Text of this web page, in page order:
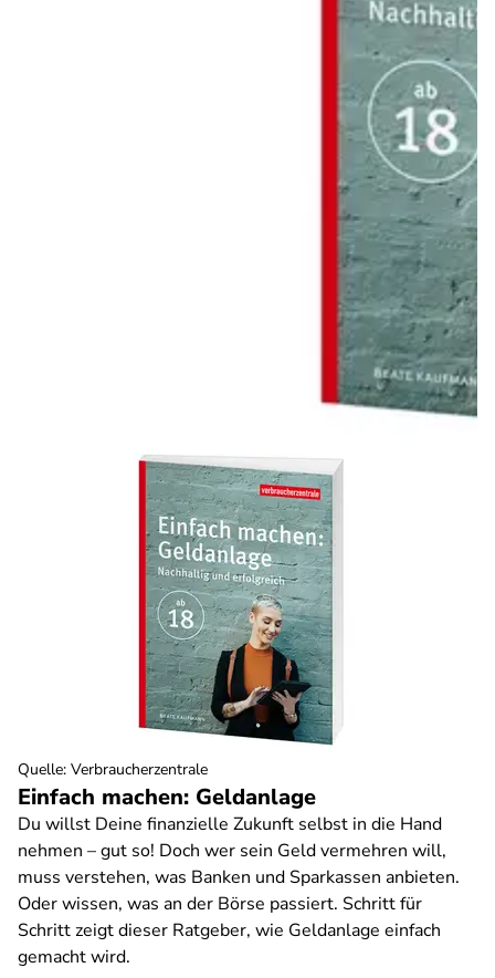
Einfach machen: Geldanlage
Du willst Deine finanzielle Zukunft selbst in die Hand
nehmen – gut so! Doch wer sein Geld vermehren will,
muss verstehen, was Banken und Sparkassen anbieten.
Oder wissen, was an der Börse passiert. Schritt für
Schritt zeigt dieser Ratgeber, wie Geldanlage einfach
gemacht wird.
Quelle: Verbraucherzentrale